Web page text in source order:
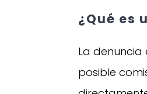
¿Qué es
La
posible